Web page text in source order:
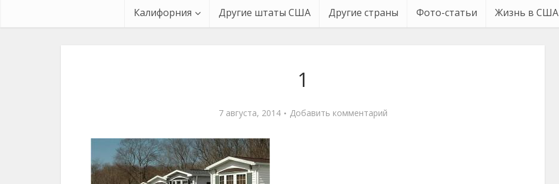
Калифорния Другие штаты США Другие страны Фото-статьи Жизнь в США
1
7 августа, 2014 Добавить комментарий